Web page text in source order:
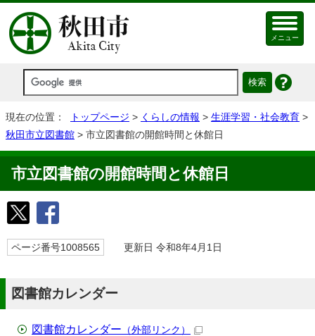
メニュー
現在の位置： トップページ > くらしの情報 > 生涯学習・社会教育 >
秋田市立図書館 > 市立図書館の開館時間と休館日
市立図書館の開館時間と休館日
ページ番号1008565 更新日 令和8年4月1日
図書館カレンダー
図書館カレンダー （外部リンク）